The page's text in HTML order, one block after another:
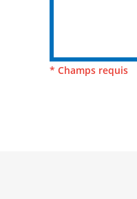
* Champs requis